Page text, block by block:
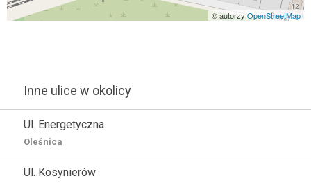
© autorzy OpenStreetMap
Inne ulice w okolicy
Ul. Energetyczna
Oleśnica
Ul. Kosynierów